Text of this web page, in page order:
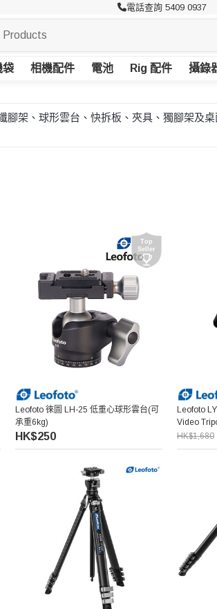
電話查詢 5409 0937
袋 相機配件 電池 Rig 配件 攝錄
架、球形雲台、快拆板、夾具、獨腳架及
Leofoto 徠圖 LH-25 低重心球形雲台(可
承重6kg)
HK$250
Leofoto
Video
HK$1,680